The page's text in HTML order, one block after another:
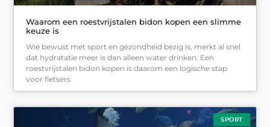
Waarom een roestvrijstalen bidon kopen een slimme
keuze is
Wie bewust met sport en gezondheid bezig is, merkt al snel
dat hydratatie meer is dan alleen water drinken. Een
roestvrijstalen bidon kopen is daarom een logische stap
voor fietsers
SPORT